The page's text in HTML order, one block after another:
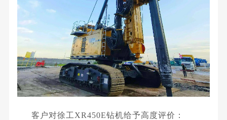
客户对徐工XR450E钻机给予高度评价：